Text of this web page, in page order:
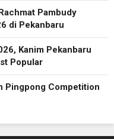
Pambudy
di Pekanbaru
Kanim Pekanbaru
Popular
Pingpong Competition